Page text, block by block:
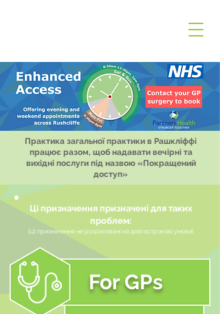
Практика загальної практики в Рашкліффі
працює разом, щоб надавати вечірні та
вихідні послуги під назвою «Покращений
доступ»
Ці призначення призначені для таких
проблем:
(Ці призначення не розраховані на довгострокові умови)
For GPs